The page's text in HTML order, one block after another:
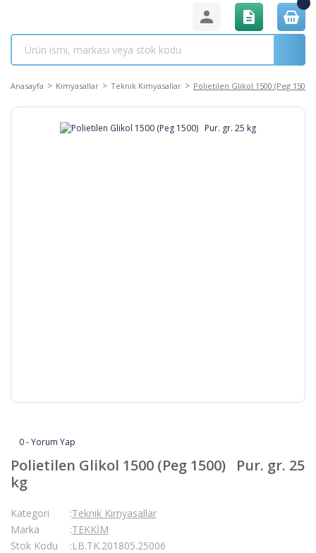
Anasayfa Kimyasallar Teknik Kimyasallar Polietilen Glikol 1500 (Peg
0 - Yorum Yap
Polietilen Glikol 1500 (Peg 1500) Pur. gr. 25
kg
Kategori
Teknik Kimyasallar
Marka
TEKKİM
Stok Kodu
LB.TK.201805.25006